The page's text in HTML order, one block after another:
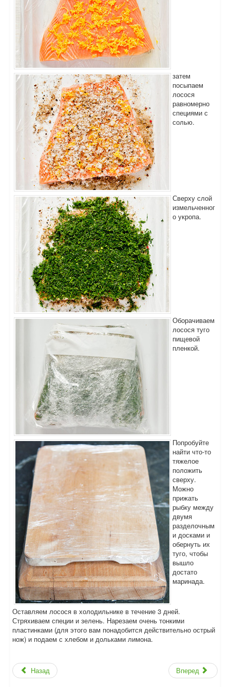
затем
посыпаем
лосося
равномерно
специями с
солью.
Сверху слой
измельченног
о укропа.
Оборачиваем
лосося туго
пищевой
пленкой.
Попробуйте
найти что-то
тяжелое
положить
сверху.
Можно
прижать
рыбку между
двумя
разделочным
и досками и
обернуть их
туго, чтобы
вышло
достато
маринада.
Оставляем лосося в холодильнике в течение 3 дней.
Стряхиваем специи и зелень. Нарезаем очень тонкими
пластинками (для этого вам понадобится действительно острый
нож) и подаем с хлебом и дольками лимона.
Назад Вперед